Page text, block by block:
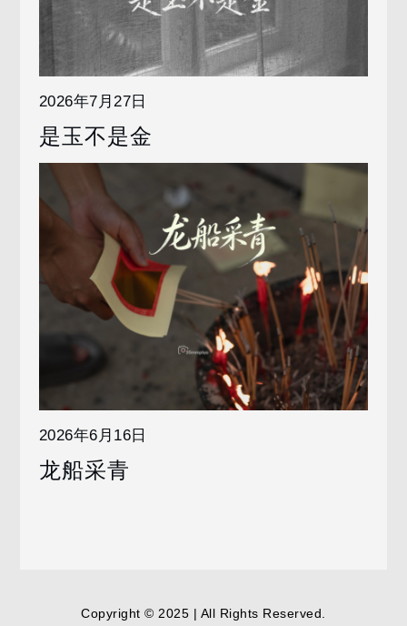
2026年7月27日
是玉不是金
2026年6月16日
龙船采青
Copyright © 2025 | All Rights Reserved.